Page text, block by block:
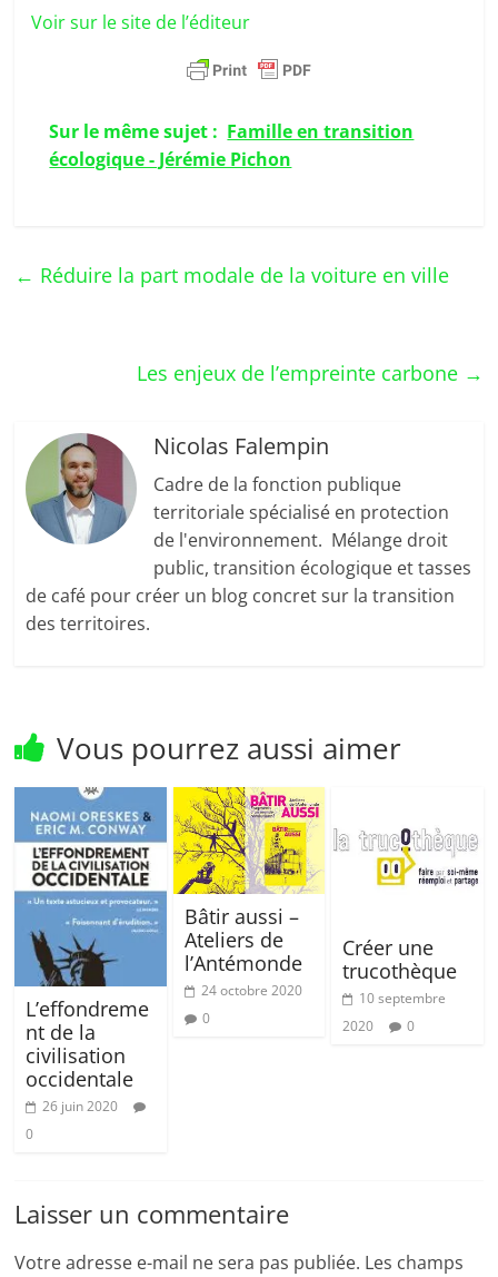
Voir sur le site de l’éditeur
Sur le même sujet : Famille en transition
écologique - Jérémie Pichon
← Réduire la part modale de la voiture en ville
Les enjeux de l’empreinte carbone →
Nicolas Falempin
Cadre de la fonction publique
territoriale spécialisé en protection
de l'environnement. Mélange droit
public, transition écologique et tasses
de café pour créer un blog concret sur la transition
des territoires.
Vous pourrez aussi aimer
L’effondreme
nt de la
civilisation
occidentale
26 juin 2020
0
Bâtir aussi –
Ateliers de
l’Antémonde
24 octobre 2020
0
Créer une
trucothèque
10 septembre
2020
0
Laisser un commentaire
Votre adresse e-mail ne sera pas publiée. Les champs